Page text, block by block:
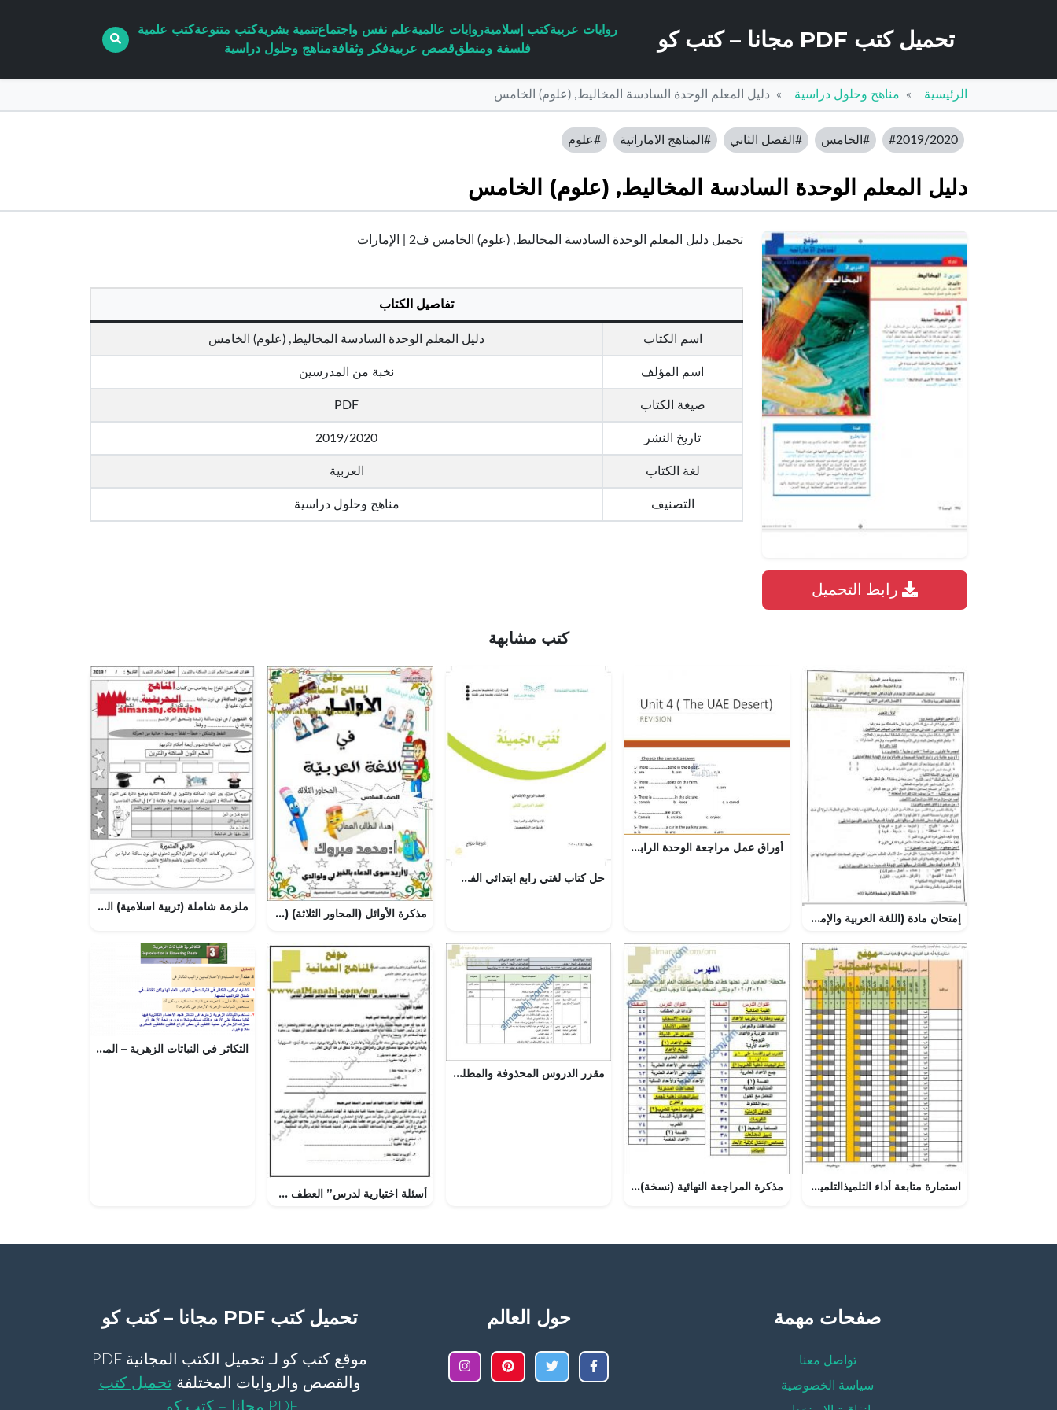
تحميل كتب PDF مجانا – كتب كو روايات عربيةكتب إسلاميةروايات عالميةعلم نفس واجتماعتنمية بشريةكتب متنوعةكتب علمية
فلسفة ومنطققصص عربيةفكر وثقافةمناهج وحلول دراسية
الرئيسية مناهج وحلول دراسية دليل المعلم الوحدة السادسة المخاليط, (علوم) الخامس
#2019/2020 #الخامس #الفصل الثاني #المناهج الاماراتية #علوم
دليل المعلم الوحدة السادسة المخاليط, (علوم) الخامس
تحميل دليل المعلم الوحدة السادسة المخاليط, (علوم) الخامس ف2 | الإمارات
تفاصيل الكتاب
اسم الكتاب دليل المعلم الوحدة السادسة المخاليط, (علوم) الخامس
اسم المؤلف نخبة من المدرسين
صيغة الكتاب PDF
تاريخ النشر 2019/2020
لغة الكتاب العربية
التصنيف مناهج وحلول دراسية
كتب مشابهة
إمتحان مادة (اللغة العربية والإملاء)
أوراق عمل مراجعة الوحدة الرابعة, (لغة انجليزية) الرابع
حل كتاب لغتي رابع ابتدائي الفصل الثاني – المنهاج السعودي
مذكرة الأوائل (المحاور الثلاثة) (لغة عربية) السادس
ملزمة شاملة (تربية اسلامية) الخامس
استمارة متابعة أداء التلميذالتلميذة (تربية اسلامية) الثالث مذكرة المراجعة النهائية (نسخة) وفق منهج كامبردج (رياضيات) السادس
مقرر الدروس المحذوفة والمطلوبة حسب وثيقة المحتوى التدريسي في ظل جائحة الكورونا (تربية اسلامية) السادس
أسئلة اختبارية لدرس” العطف ” والتوكيد” (لغة عربية) العاشر
التكاثر في النباتات الزهرية – المنهاج السعودي
صفحات مهمة
تواصل معنا
سياسة الخصوصية
حول العالم تحميل كتب PDF مجانا – كتب كو
موقع كتب كو لـ تحميل الكتب المجانية PDF
والقصص والروايات المختلفة تحميل كتب
PDF مجانا – كتب كو